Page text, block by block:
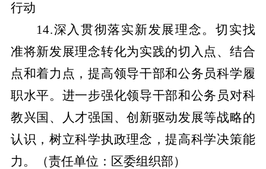
行动
14.深入贯彻落实新发展理念。切实找
准将新发展理念转化为实践的切入点、结合
点和着力点，提高领导干部和公务员科学履
职水平。进一步强化领导干部和公务员对科
教兴国、人才强国、创新驱动发展等战略的
认识，树立科学执政理念，提高科学决策能
力。
（责任单位：区委组织部）